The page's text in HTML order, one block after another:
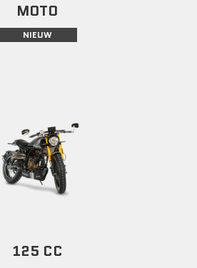
MOTO
NIEUW
125 CC